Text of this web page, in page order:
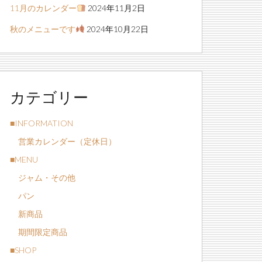
11月のカレンダー 2024年11月2日
秋のメニューです 2024年10月22日
カテゴリー
■INFORMATION
営業カレンダー（定休日）
■MENU
ジャム・その他
パン
新商品
期間限定商品
■SHOP